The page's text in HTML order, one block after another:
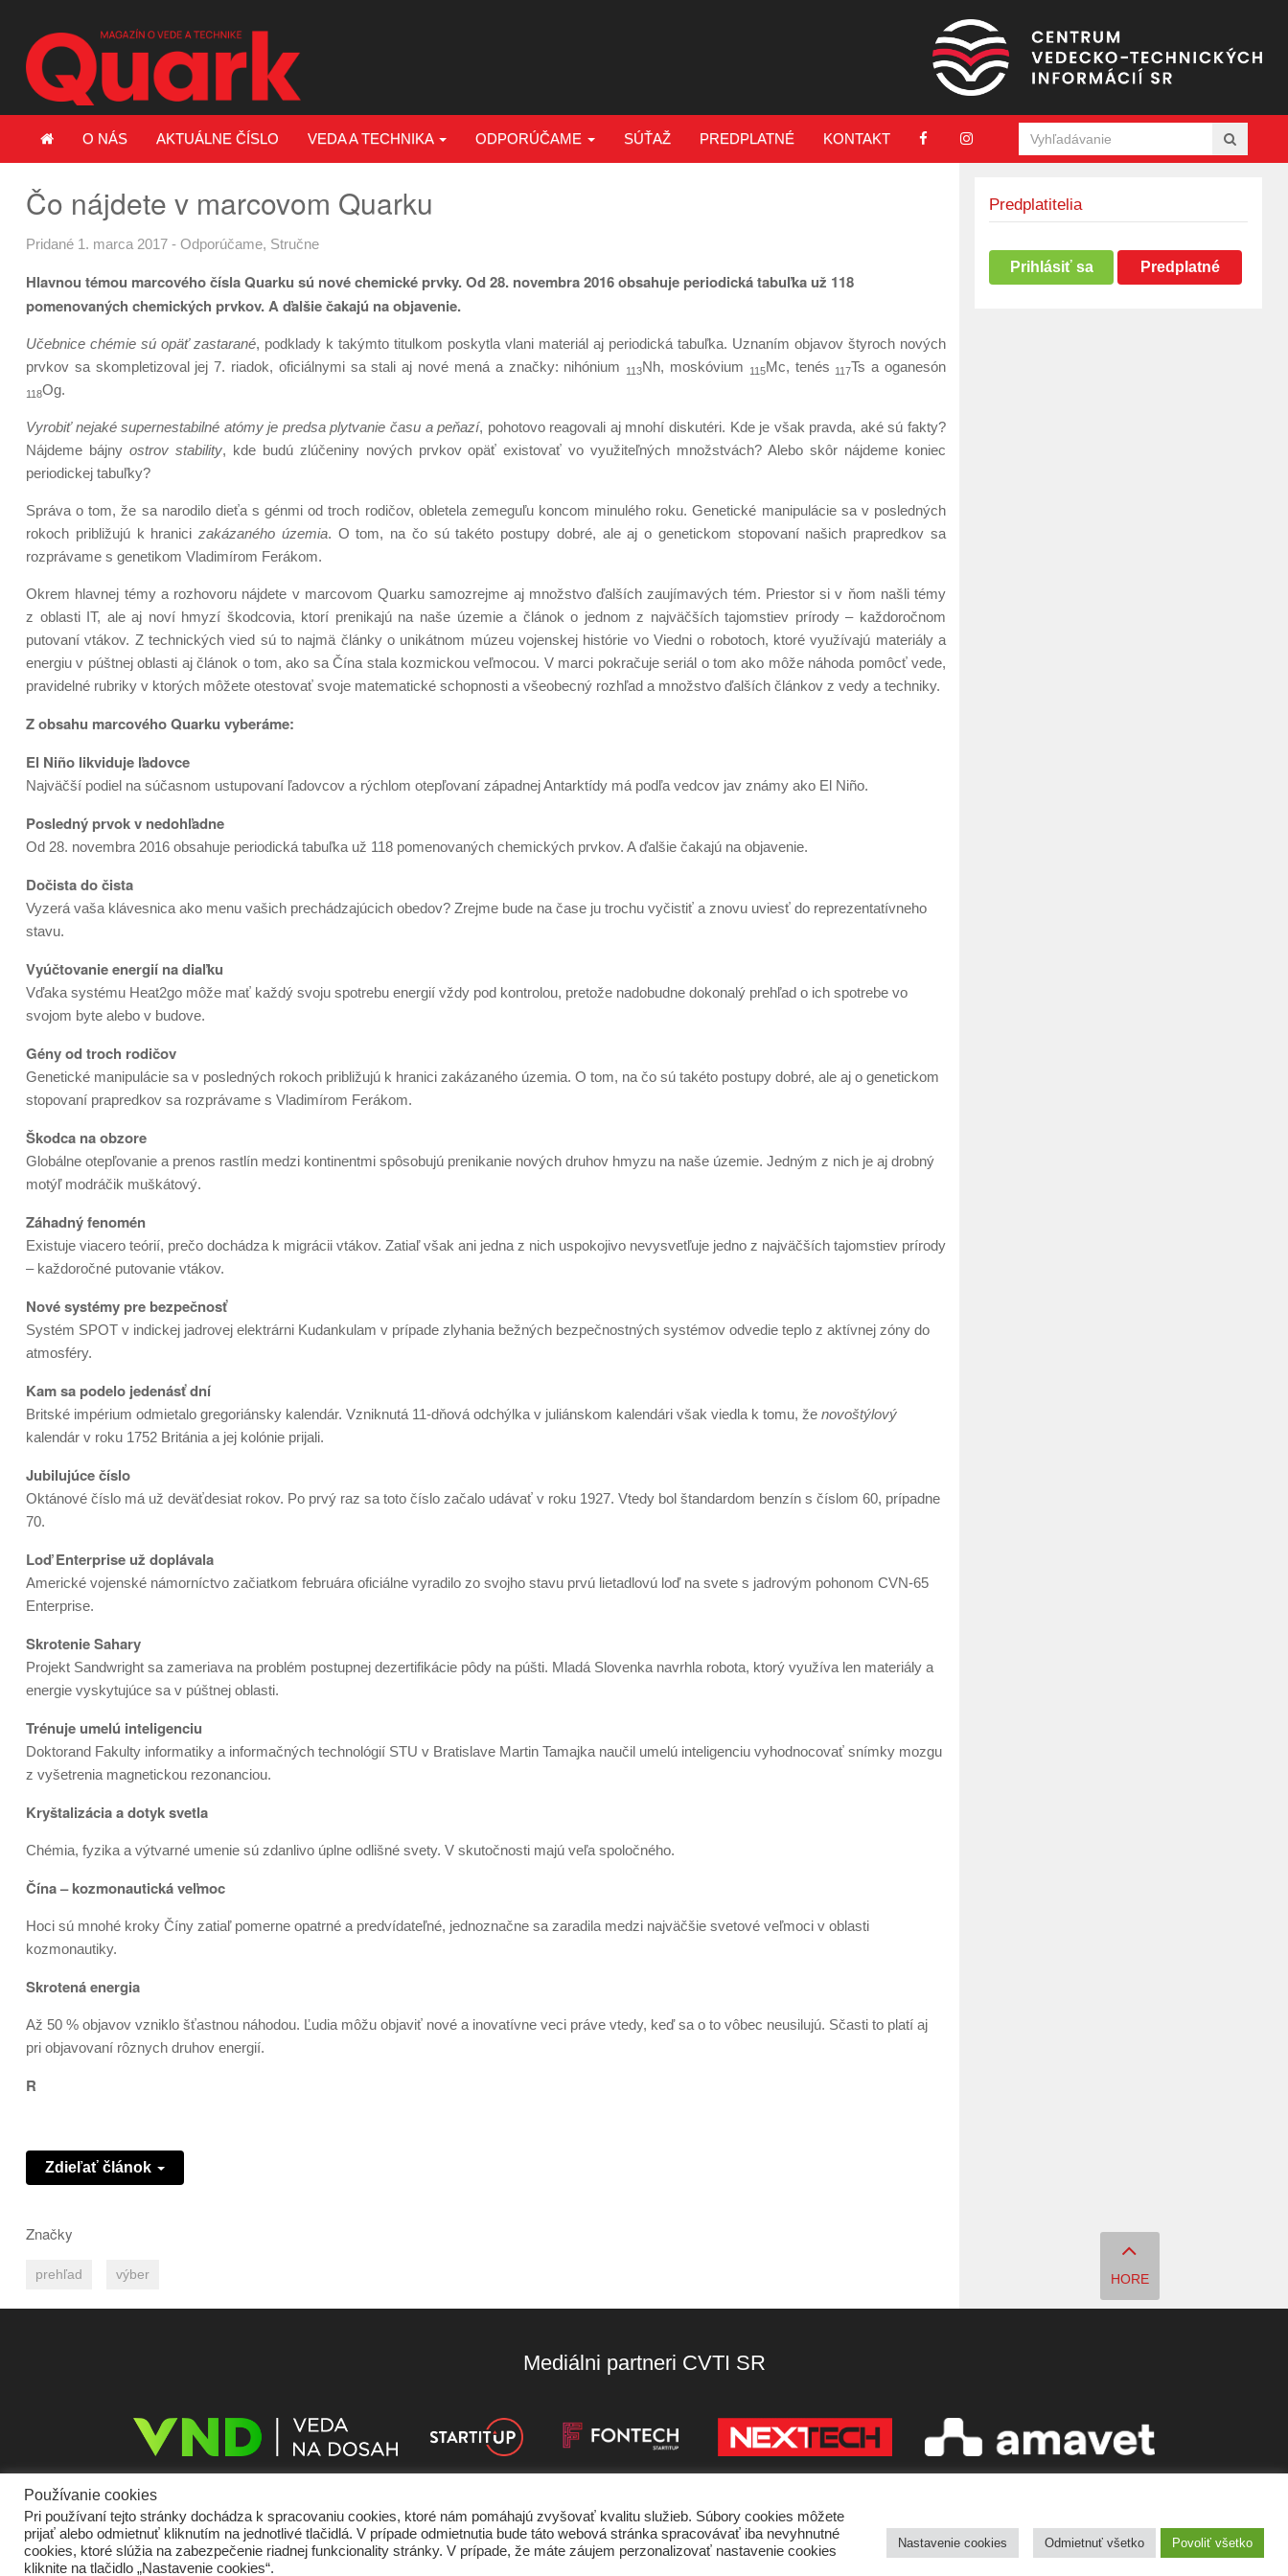
O NÁS AKTUÁLNE ČÍSLO VEDA A TECHNIKA ODPORÚČAME SÚŤAŽ PREDPLATNÉ KONTAKT
Čo nájdete v marcovom Quarku
Pridané 1. marca 2017 - Odporúčame, Stručne
Hlavnou témou marcového čísla Quarku sú nové chemické prvky. Od 28. novembra 2016 obsahuje periodická tabuľka už 118
pomenovaných chemických prvkov. A ďalšie čakajú na objavenie.
Učebnice chémie sú opäť zastarané, podklady k takýmto titulkom poskytla vlani materiál aj periodická tabuľka. Uznaním objavov štyroch nových
prvkov sa skompletizoval jej 7. riadok, oficiálnymi sa stali aj nové mená a značky: nihónium
113Nh, moskóvium 115Mc, tenés 117Ts a oganesón
118Og.
Vyrobiť nejaké supernestabilné atómy je predsa plytvanie času a peňazí, pohotovo reagovali aj mnohí diskutéri. Kde je však pravda, aké sú fakty?
Nájdeme bájny ostrov stability, kde budú zlúčeniny nových prvkov opäť existovať vo využiteľných množstvách? Alebo skôr nájdeme koniec
periodickej tabuľky?
Správa o tom, že sa narodilo dieťa s génmi od troch rodičov, obletela zemeguľu koncom minulého roku. Genetické manipulácie sa v posledných
rokoch približujú k hranicizakázaného územia. O tom, na čo sú takéto postupy dobré, ale aj o genetickom stopovaní našich prapredkov sa
rozprávame s genetikom Vladimírom Ferákom.
Okrem hlavnej témy a rozhovoru nájdete v marcovom Quarku samozrejme aj množstvo ďalších zaujímavých tém. Priestor si v ňom našli témy
z oblasti IT, ale aj noví hmyzí škodcovia, ktorí prenikajú na naše územie a článok o jednom z najväčších tajomstiev prírody – každoročnom
putovaní vtákov. Z technických vied sú to najmä články o unikátnom múzeu vojenskej histórie vo Viedni o robotoch, ktoré využívajú materiály a
energiu v púštnej oblasti aj článok o tom, ako sa Čína stala kozmickou veľmocou. V marci pokračuje seriál o tom ako môže náhoda pomôcť vede,
pravidelné rubriky v ktorých môžete otestovať svoje matematické schopnosti a všeobecný rozhľad a množstvo ďalších článkov z vedy a techniky.
Z obsahu marcového Quarku vyberáme:
El Niño likviduje ľadovce
Najväčší podiel na súčasnom ustupovaní ľadovcov a rýchlom otepľovaní západnej Antarktídy má podľa vedcov jav známy ako El Niño.
Posledný prvok v nedohľadne
Od 28. novembra 2016 obsahuje periodická tabuľka už 118 pomenovaných chemických prvkov. A ďalšie čakajú na objavenie.
Dočista do čista
Vyzerá vaša klávesnica ako menu vašich prechádzajúcich obedov? Zrejme bude na čase ju trochu vyčistiť a znovu uviesť do reprezentatívneho
stavu.
Vyúčtovanie energií na diaľku
Vďaka systému Heat2go môže mať každý svoju spotrebu energií vždy pod kontrolou, pretože nadobudne dokonalý prehľad o ich spotrebe vo
svojom byte alebo v budove.
Gény od troch rodičov
Genetické manipulácie sa v posledných rokoch približujú k hranici zakázaného územia. O tom, na čo sú takéto postupy dobré, ale aj o genetickom
stopovaní prapredkov sa rozprávame s Vladimírom Ferákom.
Škodca na obzore
Globálne otepľovanie a prenos rastlín medzi kontinentmi spôsobujú prenikanie nových druhov hmyzu na naše územie. Jedným z nich je aj drobný
motýľ modráčik muškátový.
Záhadný fenomén
Existuje viacero teórií, prečo dochádza k migrácii vtákov. Zatiaľ však ani jedna z nich uspokojivo nevysvetľuje jedno z najväčších tajomstiev prírody
– každoročné putovanie vtákov.
Nové systémy pre bezpečnosť
Systém SPOT v indickej jadrovej elektrárni Kudankulam v prípade zlyhania bežných bezpečnostných systémov odvedie teplo z aktívnej zóny do
atmosféry.
Kam sa podelo jedenásť dní
Britské impérium odmietalo gregoriánsky kalendár. Vzniknutá 11-dňová odchýlka v juliánskom kalendári však viedla k tomu, že novoštýlový
kalendár v roku 1752 Británia a jej kolónie prijali.
Jubilujúce číslo
Oktánové číslo má už deväťdesiat rokov. Po prvý raz sa toto číslo začalo udávať v roku 1927. Vtedy bol štandardom benzín s číslom 60, prípadne
70.
Loď Enterprise už doplávala
Americké vojenské námorníctvo začiatkom februára oficiálne vyradilo zo svojho stavu prvú lietadlovú loď na svete s jadrovým pohonom CVN-65
Enterprise.
Skrotenie Sahary
Projekt Sandwright sa zameriava na problém postupnej dezertifikácie pôdy na púšti. Mladá Slovenka navrhla robota, ktorý využíva len materiály a
energie vyskytujúce sa v púštnej oblasti.
Trénuje umelú inteligenciu
Doktorand Fakulty informatiky a informačných technológií STU v Bratislave Martin Tamajka naučil umelú inteligenciu vyhodnocovať snímky mozgu
z vyšetrenia magnetickou rezonanciou.
Kryštalizácia a dotyk svetla
Chémia, fyzika a výtvarné umenie sú zdanlivo úplne odlišné svety. V skutočnosti majú veľa spoločného.
Čína – kozmonautická veľmoc
Hoci sú mnohé kroky Číny zatiaľ pomerne opatrné a predvídateľné, jednoznačne sa zaradila medzi najväčšie svetové veľmoci v oblasti
kozmonautiky.
Skrotená energia
Až 50 % objavov vzniklo šťastnou náhodou. Ľudia môžu objaviť nové a inovatívne veci práve vtedy, keď sa o to vôbec neusilujú. Sčasti to platí aj
pri objavovaní rôznych druhov energií.
R
Zdieľať článok
Značky
prehľad výber
Predplatitelia
Prihlásiť sa Predplatné
HORE
Mediálni partneri CVTI SR
Domov O nás Kontakt Vydavateľ Predplatné Inzercia Podmienky používania Ochrana súkromia
Štatút súťaží
Cookies
Partneri RSS Sitemap
Používanie cookies
Pri používaní tejto stránky dochádza k spracovaniu cookies, ktoré nám pomáhajú zvyšovať kvalitu služieb. Súbory cookies môžete
prijať alebo odmietnuť kliknutím na jednotlivé tlačidlá. V prípade odmietnutia bude táto webová stránka spracovávať iba nevyhnutné
cookies, ktoré slúžia na zabezpečenie riadnej funkcionality stránky. V prípade, že máte záujem perzonalizovať nastavenie cookies
kliknite na tlačidlo „Nastavenie cookies“.
Nastavenie cookies Odmietnuť všetko Povoliť všetko